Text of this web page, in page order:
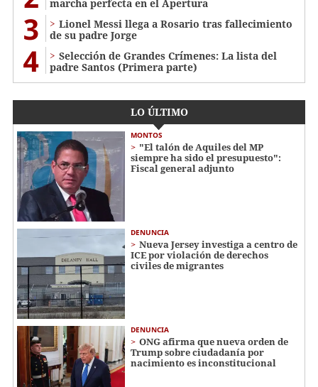
marcha perfecta en el Apertura
3
Lionel Messi llega a Rosario tras fallecimiento
de su padre Jorge
4
Selección de Grandes Crímenes: La lista del
padre Santos (Primera parte)
LO ÚLTIMO
MONTOS
"El talón de Aquiles del MP
siempre ha sido el presupuesto":
Fiscal general adjunto
DENUNCIA
Nueva Jersey investiga a centro de
ICE por violación de derechos
civiles de migrantes
DENUNCIA
ONG afirma que nueva orden de
Trump sobre ciudadanía por
nacimiento es inconstitucional